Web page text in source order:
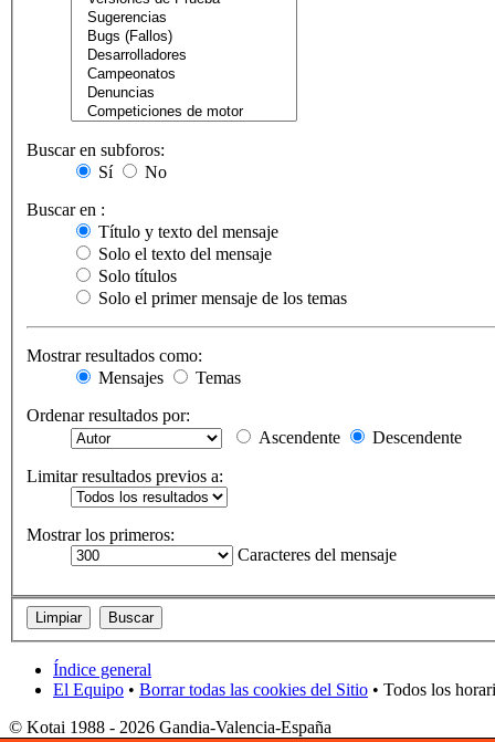
Buscar en subforos:
Sí
No
Buscar en :
Título y texto del mensaje
Solo el texto del mensaje
Solo títulos
Solo el primer mensaje de los temas
Mostrar resultados como:
Mensajes
Temas
Ordenar resultados por:
Ascendente
Descendente
Limitar resultados previos a:
Mostrar los primeros:
Caracteres del mensaje
Índice general
El Equipo • Borrar todas las cookies del Sitio • Todos los
© Kotai 1988 - 2026 Gandia-Valencia-España